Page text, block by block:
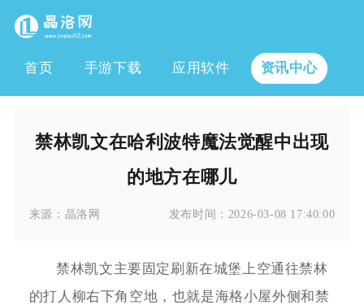
首页 手游下载 应用软件 资讯中心
禁林凯文在哈利波特魔法觉醒中出现
的地方在哪儿
来源： 晶洛网 发布时间： 2026-03-08 17:40:00
禁林凯文主要固定刷新在城堡上空通往禁林
的打人柳右下角空地，也就是海格小屋外侧和禁